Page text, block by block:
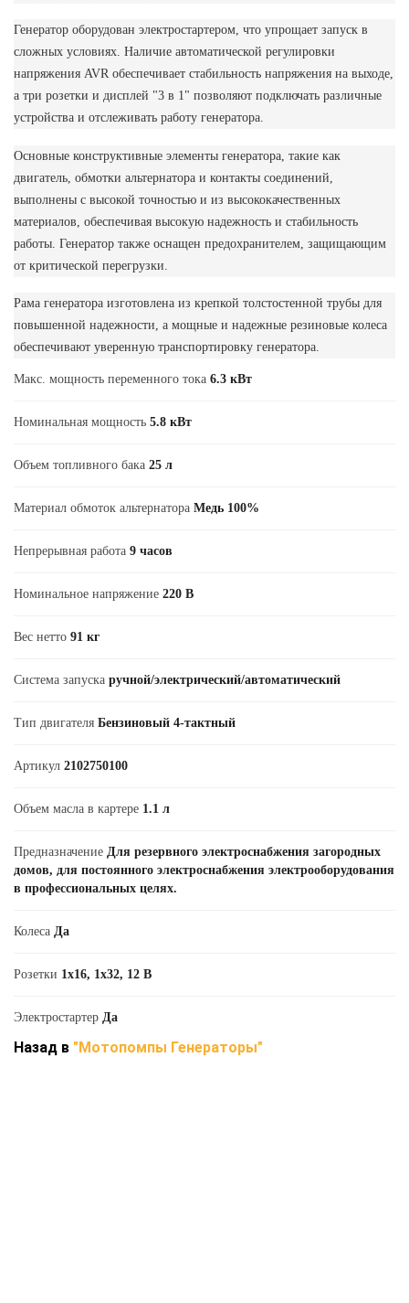
Генератор оборудован электростартером, что упрощает запуск в
сложных условиях. Наличие автоматической регулировки
напряжения AVR обеспечивает стабильность напряжения на выходе,
а три розетки и дисплей "3 в 1" позволяют подключать различные
устройства и отслеживать работу генератора.
Основные конструктивные элементы генератора, такие как
двигатель, обмотки альтернатора и контакты соединений,
выполнены с высокой точностью и из высококачественных
материалов, обеспечивая высокую надежность и стабильность
работы. Генератор также оснащен предохранителем, защищающим
от критической перегрузки.
Рама генератора изготовлена из крепкой толстостенной трубы для
повышенной надежности, а мощные и надежные резиновые колеса
обеспечивают уверенную транспортировку генератора.
Макс. мощность переменного тока 6.3 кВт
Номинальная мощность 5.8 кВт
Объем топливного бака 25 л
Материал обмоток альтернатора Медь 100%
Непрерывная работа 9 часов
Номинальное напряжение 220 В
Вес нетто 91 кг
Система запуска ручной/электрический/автоматический
Тип двигателя Бензиновый 4-тактный
Артикул 2102750100
Объем масла в картере 1.1 л
Предназначение Для резервного электроснабжения загородных
домов, для постоянного электроснабжения электрооборудования
в профессиональных целях.
Колеса Да
Розетки 1х16, 1х32, 12 В
Электростартер Да
Назад в "Мотопомпы Генераторы"